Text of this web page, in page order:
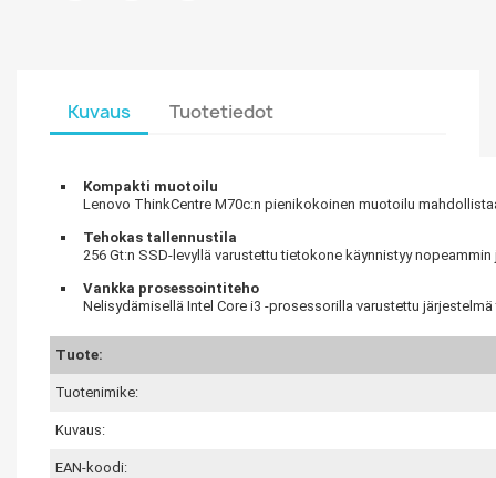
Kuvaus Tuotetiedot
Kompakti muotoilu
Lenovo ThinkCentre M70c:n pienikokoinen muotoilu
Tehokas tallennustila
256 Gt:n SSD-levyllä varustettu tietokone käynnistyy
Vankka prosessointiteho
Nelisydämisellä Intel Core i3 -prosessorilla varustettu
Tuote:
Tuotenimike:
Kuvaus:
EAN-koodi: